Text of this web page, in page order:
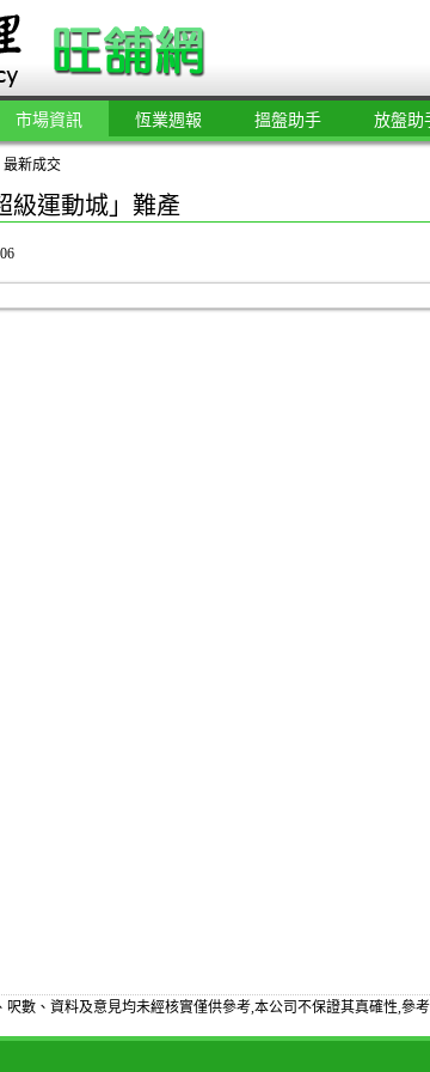
市場資訊 恆業週報 搵盤助手 放盤助
最新成交
級運動城」難產
數、資料及意見均未經核實僅供參考,本公司不保證其真確性,參